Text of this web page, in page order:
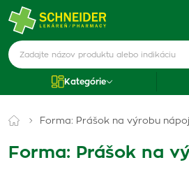
Kategórie
Forma: Prášok na výrobu
Forma: Prášok na